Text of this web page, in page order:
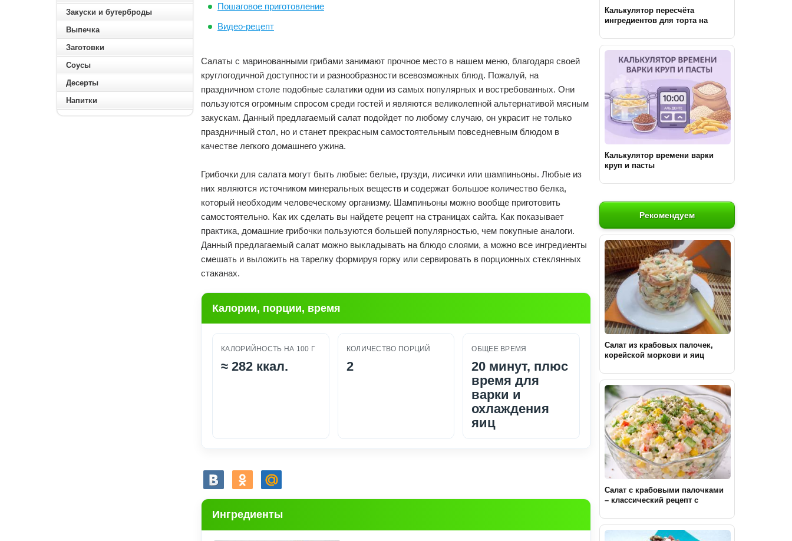
Закуски и бутерброды
Выпечка
Заготовки
Соусы
Десерты
Напитки
Калькулятор пересчёта
ингредиентов для торта на
Калькулятор времени варки
круп и пасты
Рекомендуем
Салат из крабовых палочек,
корейской моркови и яиц
Салат с крабовыми палочками
– классический рецепт с
Пошаговое приготовление
Видео-рецепт
Салаты с маринованными грибами занимают прочное место в нашем меню, благодаря своей
круглогодичной доступности и разнообразности всевозможных блюд. Пожалуй, на
праздничном столе подобные салатики одни из самых популярных и востребованных. Они
пользуются огромным спросом среди гостей и являются великолепной альтернативой мясным
закускам. Данный предлагаемый салат подойдет по любому случаю, он украсит не только
праздничный стол, но и станет прекрасным самостоятельным повседневным блюдом в
качестве легкого домашнего ужина.
Грибочки для салата могут быть любые: белые, грузди, лисички или шампиньоны. Любые из
них являются источником минеральных веществ и содержат большое количество белка,
который необходим человеческому организму. Шампиньоны можно вообще приготовить
самостоятельно. Как их сделать вы найдете рецепт на страницах сайта. Как показывает
практика, домашние грибочки пользуются большей популярностью, чем покупные аналоги.
Данный предлагаемый салат можно выкладывать на блюдо слоями, а можно все ингредиенты
смешать и выложить на тарелку формируя горку или сервировать в порционных стеклянных
стаканах.
Калории, порции, время
КАЛОРИЙНОСТЬ НА 100 Г
≈ 282 ккал.
КОЛИЧЕСТВО ПОРЦИЙ
2
ОБЩЕЕ ВРЕМЯ
20 минут, плюс
время для
варки и
охлаждения
яиц
Ингредиенты